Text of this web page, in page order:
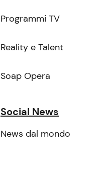
Programmi TV
Reality e Talent
Soap Opera
Social News
News dal mondo